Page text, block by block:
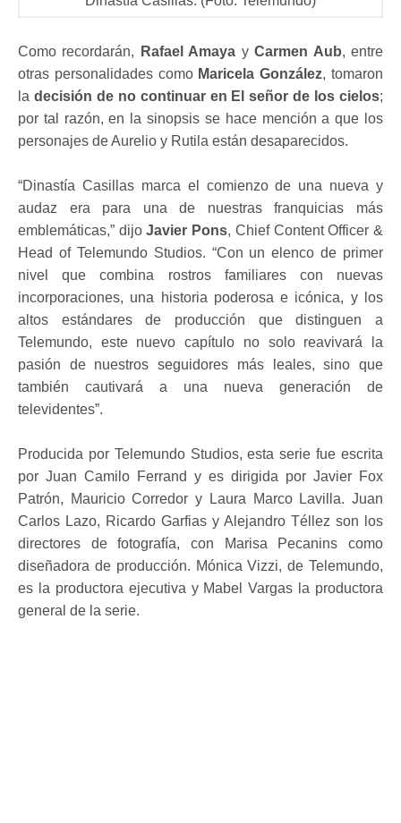
Como recordarán, Rafael Amaya yCarmen Aub, entre
otras personalidades como Maricela González, tomaron
la decisión de no continuar en El señor de los cielos;
por tal razón, en la sinopsis se hace mención a que los
personajes de Aurelio y Rutila están desaparecidos.
“Dinastía Casillas marca el comienzo de una nueva y
audaz era para una de nuestras franquicias más
emblemáticas,” dijoJavier Pons, Chief Content Officer &
Head of Telemundo Studios. “Con un elenco de primer
nivel que combina rostros familiares con nuevas
incorporaciones, una historia poderosa e icónica, y los
altos estándares de producción que distinguen a
Telemundo, este nuevo capítulo no solo reavivará la
pasión de nuestros seguidores más leales, sino que
también cautivará a una nueva generación de
televidentes”.
Producida por Telemundo Studios, esta serie fue escrita
por Juan Camilo Ferrand y es dirigida por Javier Fox
Patrón, Mauricio Corredor y Laura Marco Lavilla. Juan
Carlos Lazo, Ricardo Garfias y Alejandro Téllez son los
directores de fotografía, con Marisa Pecanins como
diseñadora de producción. Mónica Vizzi, de Telemundo,
es la productora ejecutiva y Mabel Vargas la productora
general de la serie.